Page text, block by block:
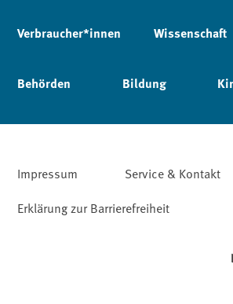
Verbraucher*innen Wissenschaft
Behörden Bildung
Impressum Service & Kontakt
Erklärung zur Barrierefreiheit